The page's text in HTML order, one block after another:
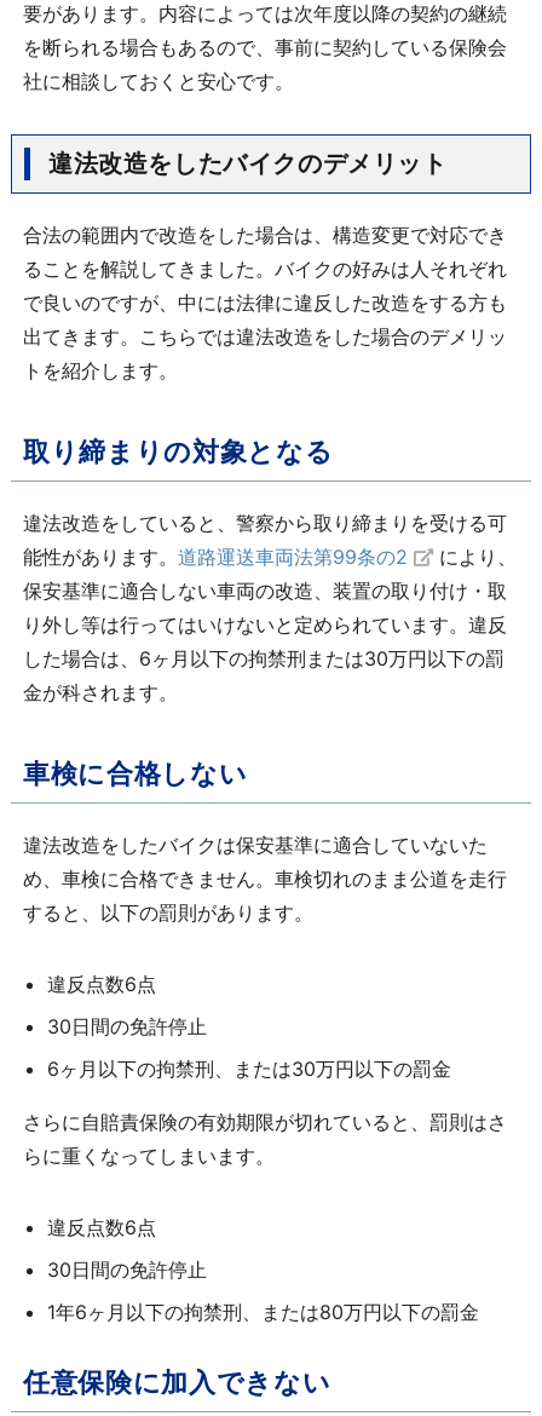
要があります。内容によっては次年度以降の契約の継続
を断られる場合もあるので、事前に契約している保険会
社に相談しておくと安心です。
違法改造をしたバイクのデメリット
合法の範囲内で改造をした場合は、構造変更で対応でき
ることを解説してきました。バイクの好みは人それぞれ
で良いのですが、中には法律に違反した改造をする方も
出てきます。こちらでは違法改造をした場合のデメリッ
トを紹介します。
取り締まりの対象となる
違法改造をしていると、警察から取り締まりを受ける可
能性があります。 道路運送車両法第99条の2
により、
保安基準に適合しない車両の改造、装置の取り付け・取
り外し等は行ってはいけないと定められています。違反
した場合は、6ヶ月以下の拘禁刑または30万円以下の罰
金が科されます。
車検に合格しない
違法改造をしたバイクは保安基準に適合していないた
め、車検に合格できません。車検切れのまま公道を走行
すると、以下の罰則があります。
違反点数6点
30日間の免許停止
6ヶ月以下の拘禁刑、または30万円以下の罰金
さらに自賠責保険の有効期限が切れていると、罰則はさ
らに重くなってしまいます。
違反点数6点
30日間の免許停止
1年6ヶ月以下の拘禁刑、または80万円以下の罰金
任意保険に加入できない